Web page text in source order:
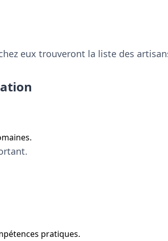
eux trouveront la liste des
pratiques.